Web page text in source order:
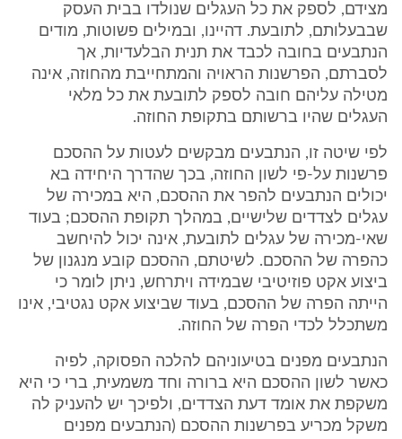
מצידם, לספק את כל העגלים שנולדו בבית העסק
שבבעלותם, לתובעת. דהיינו, ובמילים פשוטות, מודים
הנתבעים בחובה לכבד את תנית הבלעדיות, אך
לסברתם, הפרשנות הראויה והמתחייבת מהחוזה, אינה
מטילה עליהם חובה לספק לתובעת את כל מלאי
העגלים שהיו ברשותם בתקופת החוזה.
לפי שיטה זו, הנתבעים מבקשים לעטות על ההסכם
פרשנות על-פי לשון החוזה, בכך שהדרך היחידה בא
יכולים הנתבעים להפר את ההסכם, היא במכירה של
עגלים לצדדים שלישיים, במהלך תקופת ההסכם; בעוד
שאי-מכירה של עגלים לתובעת, אינה יכול להיחשב
כהפרה של ההסכם. לשיטתם, ההסכם קובע מנגנון של
ביצוע אקט פוזיטיבי שבמידה ויתרחש, ניתן לומר כי
הייתה הפרה של ההסכם, בעוד שביצוע אקט נגטיבי, אינו
משתכלל לכדי הפרה של החוזה.
הנתבעים מפנים בטיעוניהם להלכה הפסוקה, לפיה
כאשר לשון ההסכם היא ברורה וחד משמעית, ברי כי היא
משקפת את אומד דעת הצדדים, ולפיכך יש להעניק לה
משקל מכריע בפרשנות ההסכם (הנתבעים מפנים